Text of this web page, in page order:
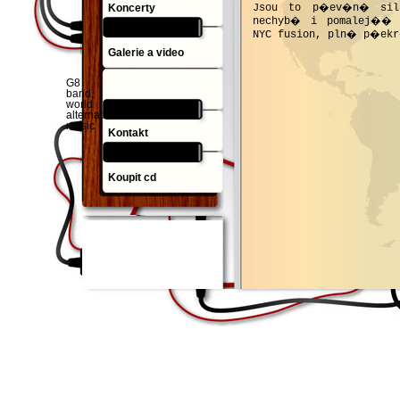
Jsou to p�ev�n�
nechyb� i
NYC fusion, pln�
Koncerty
Galerie a video
Kontakt
Koupit cd
G8
band,
world
alternative
music